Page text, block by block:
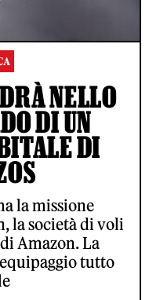
NELLO
DI UN
DI
la missione
la società di voli
Amazon. La
tutto